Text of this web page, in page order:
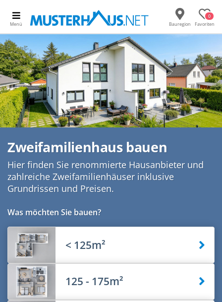
Menü Bauregion
0
Favoriten
Zweifamilienhaus bauen
Hier finden Sie renommierte Hausanbieter und
zahlreiche Zweifamilienhäuser inklusive
Grundrissen und Preisen.
Was möchten Sie bauen?
< 125m²
125 - 175m²